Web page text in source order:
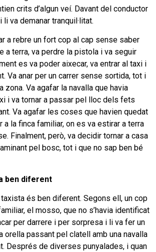
crits d’algun veí. Davant del conductor
li va demanar tranquil·litat.
a rebre un fort cop al cap sense saber
a terra, va perdre la pistola i va seguir
es va poder aixecar, va entrar al taxi i
Va anar per un carrer sense sortida, tot i
zona. Va agafar la navalla que havia
i va tornar a passar pel lloc dels fets
Va agafar les coses que havien quedat
a la finca familiar, on es va estirar a terra
Finalment, però, va decidir tornar a casa
pel bosc, tot i que no sap ben bé
ben diferent
és ben diferent. Segons ell, un cop
el mosso, que no s’havia identificat
per darrere i per sorpresa i li va fer un
orella passant pel clatell amb una navalla
Després de diverses punyalades, i quan